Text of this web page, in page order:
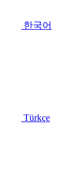
한국어
Türkçe